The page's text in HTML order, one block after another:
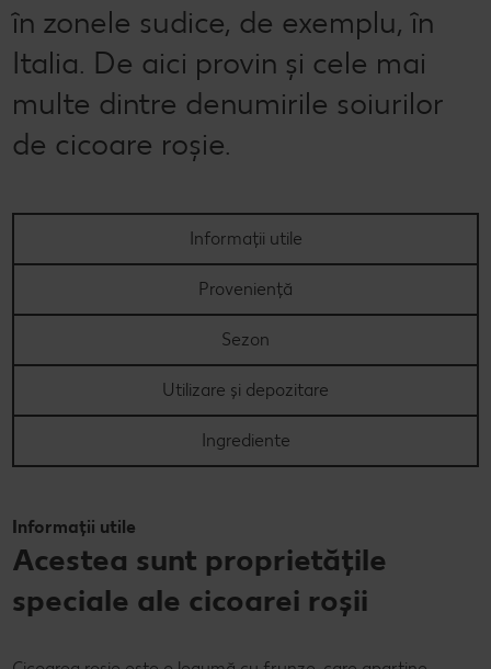
Kaufland Livrează
Fresh
Concursuri online
Revista Kaufland - Acum și pe WhatsApp!
Click & Reserve
în zonele sudice, de exemplu, în
Italia. De aici provin și cele mai
multe dintre denumirile soiurilor
de cicoare roșie.
Informații utile
Proveniență
Sezon
Utilizare și depozitare
Ingrediente
Informații utile
Acestea sunt proprietățile
speciale ale cicoarei roșii